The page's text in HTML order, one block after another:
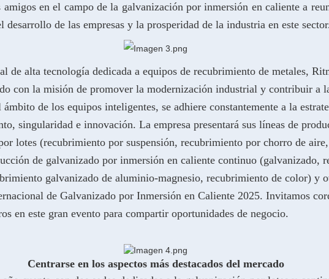
en el campo de la galvanización por inmersión en caliente a
desarrollo de las empresas y la prosperidad de la industria en este
de alta tecnología dedicada a equipos de recubrimiento de metales,
con la misión de promover la modernización industrial y contribuir a
de los equipos inteligentes, se adhiere constantemente a la
singularidad e innovación. La empresa presentará sus líneas de
lotes (recubrimiento por suspensión, recubrimiento por chorro de
de galvanizado por inmersión en caliente continuo (galvanizado,
galvanizado de aluminio-magnesio, recubrimiento de color) y
de Galvanizado por Inmersión en Caliente 2025. Invitamos
en este gran evento para compartir oportunidades de negocio.
Centrarse en los aspectos más destacados del mercado